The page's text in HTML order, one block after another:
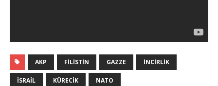
AKP FILISTIN GAZZE INCIRLIK
İSRAIL KÜRECIK NATO